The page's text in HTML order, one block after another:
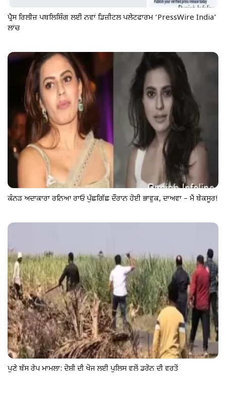
ਪ੍ਰੈਸ ਰਿਲੀਜ਼ ਪਬਲਿਸ਼ਿੰਗ ਲਈ ਨਵਾਂ ਡਿਜ਼ੀਟਲ ਪਲੇਟਫਾਰਮ ‘PressWire India’
ਲਾਂਚ
ਕੰਨੜ ਅਦਾਕਾਰਾ ਰਨਿਆ ਰਾਓ ਪੁੱਛਗਿੱਛ ਦੌਰਾਨ ਹੋਈ ਭਾਵੁਕ, ਦਾਅਵਾ – ਮੈਂ ਬੇਕਸੂਰ!
ਪੁਣੇ ਬੱਸ ਰੇਪ ਮਾਮਲਾ: ਦੋਸ਼ੀ ਦੀ ਖੋਜ ਲਈ ਪੁਲਿਸ ਵਲੋਂ ਡਰੋਨ ਦੀ ਵਰਤੋਂ